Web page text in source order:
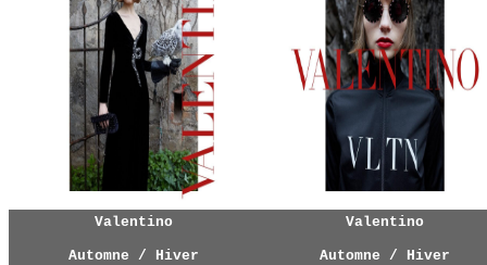
Valentino
Automne / Hiver
Valentino
Automne / Hiver